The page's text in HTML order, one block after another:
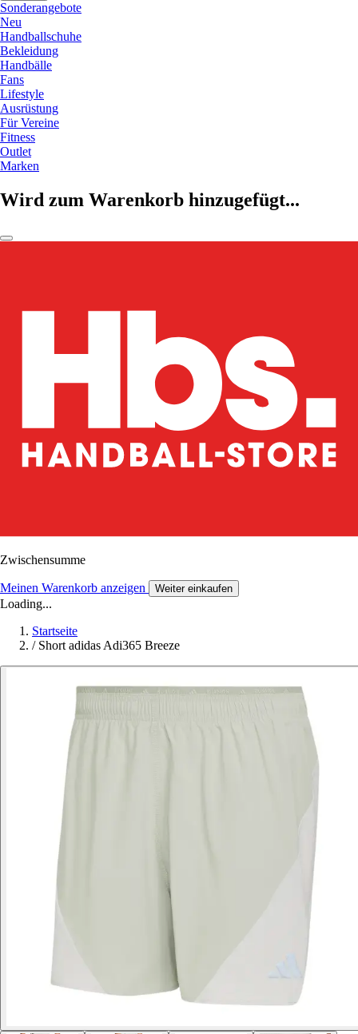
Sonderangebote
Neu
Handballschuhe
Bekleidung
Handbälle
Fans
Lifestyle
Ausrüstung
Für Vereine
Fitness
Outlet
Marken
Wird zum Warenkorb hinzugefügt...
Zwischensumme
Meinen Warenkorb anzeigen Weiter einkaufen
Loading...
Startseite
/ Short adidas Adi365 Breeze